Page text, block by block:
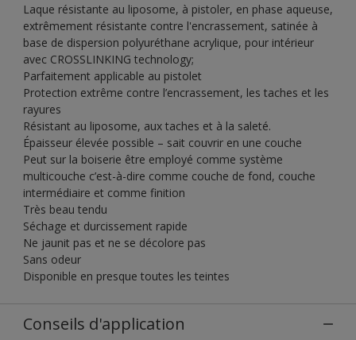
Laque résistante au liposome, à pistoler, en phase aqueuse,
extrêmement résistante contre l'encrassement, satinée à
base de dispersion polyuréthane acrylique, pour intérieur
avec CROSSLINKING technology;
Parfaitement applicable au pistolet
Protection extrême contre l’encrassement, les taches et les
rayures
Résistant au liposome, aux taches et à la saleté.
Épaisseur élevée possible – sait couvrir en une couche
Peut sur la boiserie être employé comme système
multicouche c’est-à-dire comme couche de fond, couche
intermédiaire et comme finition
Très beau tendu
Séchage et durcissement rapide
Ne jaunit pas et ne se décolore pas
Sans odeur
Disponible en presque toutes les teintes
Conseils d'application